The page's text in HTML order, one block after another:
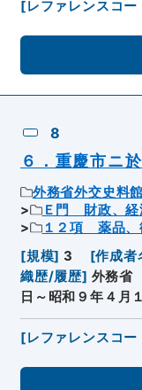
[レファレンスコー
8
６．重慶市ニ
外務省外交史料館
Ｅ門 財政、経
１２項 薬品、
[規模] 3 [作成者
織歴/履歴] 外務省
日～昭和９年４月
[レファレンスコー